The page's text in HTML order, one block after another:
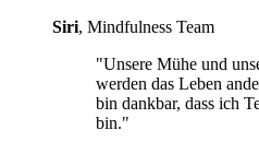
Siri, Mindfulness Team
"Unsere Mühe und
werden das Leben
bin dankbar, dass ich
bin."